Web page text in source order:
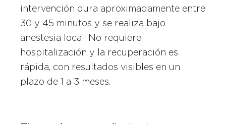
intervención dura aproximadamente entre
30 y 45 minutos y se realiza bajo
anestesia local. No requiere
hospitalización y la recuperación es
rápida, con resultados visibles en un
plazo de 1 a 3 meses.